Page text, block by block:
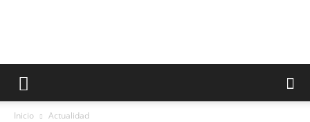
Inicio Actualidad